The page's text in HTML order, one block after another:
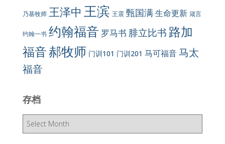
乃基牧师 王泽中 王滨 王震 甄国满生命更新 箴言
约翰一书 约翰福音 罗马书 腓立比书 路加
福音郝牧师 门训101 门训201 马可福音马太
福音
存档
存